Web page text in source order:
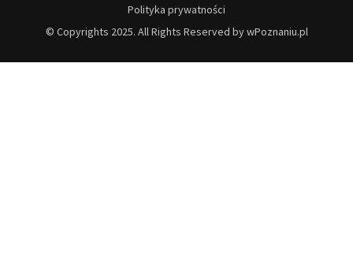
Polityka prywatności
© Copyrights 2025. All Rights Reserved by wPoznaniu.pl